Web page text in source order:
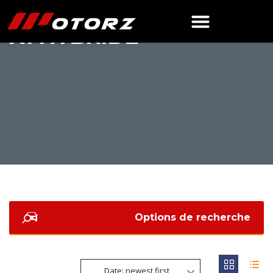
X1 HYBRIDE
Options de recherche
Date: newest first